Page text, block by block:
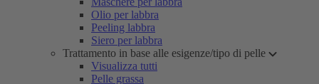
Olio per labbra
Peeling labbra
Siero per labbra
Trattamento in base alle esigenze/tipo di pelle
Visualizza tutti
Pelle grassa